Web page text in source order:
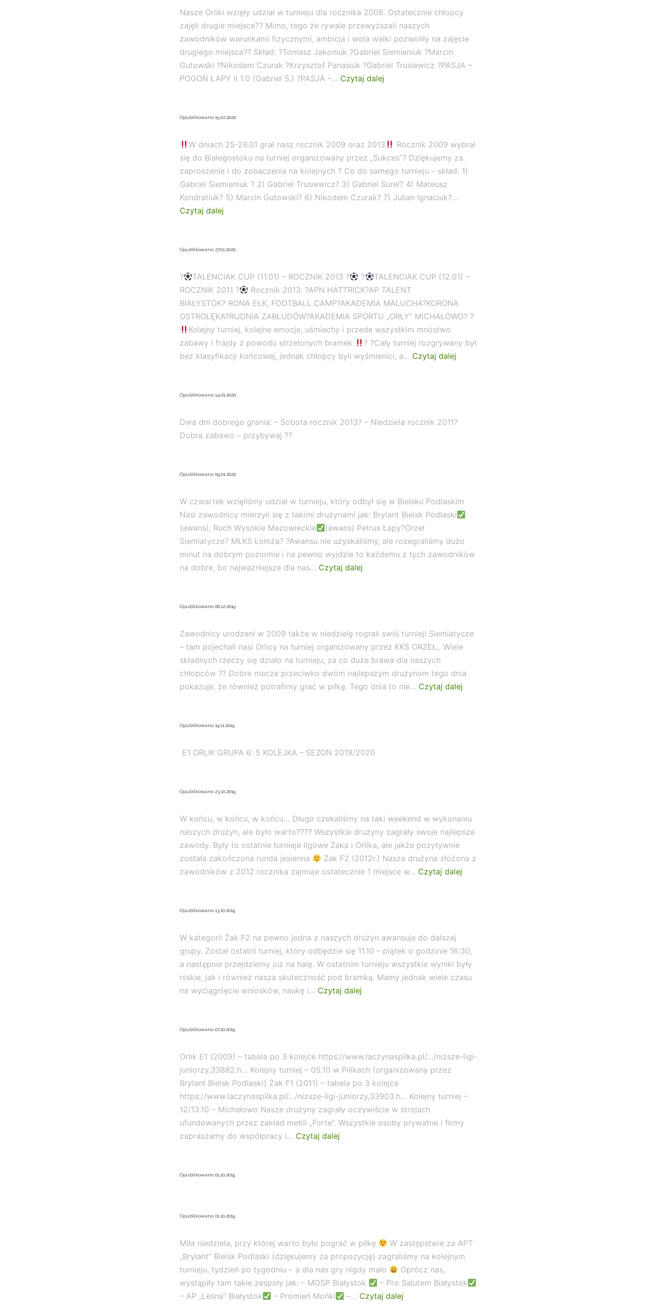
Nasze Orliki wzięły udział w turnieju dla rocznika 2008. Ostatecznie chłopcy
zajęli drugie miejsce?? Mimo, tego że rywale przewyższali naszych
zawodników warunkami fizycznymi, ambicja i wola walki pozwoliły na zajęcie
drugiego miejsca?? Skład: ?Tomasz Jakoniuk ?Gabriel Siemieniuk ?Marcin
Gutowski ?Nikodem Czurak ?Krzysztof Panasiuk ?Gabriel Trusiewicz ?PASJA –
POGOŃ ŁAPY II 1:0 (Gabriel S.) ?PASJA –… Czytaj dalej
2009
?
Opublikowano 15.02.2020
W dniach 25-26.01 grał nasz rocznik 2009 oraz 2013
Rocznik 2009 wybrał
się do Białegostoku na turniej organizowany przez „Sukces”? Dziękujemy za
zaproszenie i do zobaczenia na kolejnych ? Co do samego turnieju – skład: 1)
Gabriel Siemieniuk ? 2) Gabriel Trusiewicz? 3) Gabriel Surel? 4) Mateusz
Kondratiuk? 5) Marcin Gutowski? 6) Nikodem Czurak? 7) Julian Ignaciuk?…
Czytaj dalej
turnieje
nami
nr
1
Opublikowano 27.01.2020
? TALENCIAK CUP (11.01) – ROCZNIK 2013 ? ?
TALENCIAK CUP (12.01) –
ROCZNIK 2011 ?
Rocznik 2013: ?APN HATTRICK?AP TALENT
BIAŁYSTOK? RONA EŁK, FOOTBALL CAMP?AKADEMIA MALUCHA?KORONA
OSTROŁĘKA?RUDNIA ZABŁUDÓW?AKADEMIA SPORTU „ORŁY” MICHAŁOWO? ?
Kolejny turniej, kolejne emocje, uśmiechy i przede wszystkim mnóstwo
zabawy i frajdy z powodu strzelonych bramek
? ?Cały turniej rozgrywany był
bez klasyfikacji końcowej, jednak chłopcy byli wyśmienici, a… Czytaj dalej
Opublikowano 14.01.2020
Dwa dni dobrego grania: – Sobota rocznik 2013? – Niedziela rocznik 2011?
Dobra zabawo – przybywaj ??
Opublikowano 09.01.2020
W czwartek wzięliśmy udział w turnieju, który odbył się w Bielsku Podlaskim
Nasi zawodnicy mierzyli się z takimi drużynami jak: Brylant Bielsk Podlaski
(awans), Ruch Wysokie Mazowieckie
(awans) Petrus Łapy?Orzeł
Siemiatycze? MŁKS Łomża? ?Awansu nie uzyskaliśmy, ale rozegraliśmy dużo
minut na dobrym poziomie i na pewno wyjdzie to każdemu z tych zawodników
na dobre, bo najważniejsze dla nas… Czytaj dalej
PZPN
dla
rocznika
2009
Opublikowano 06.12.2019
Zawodnicy urodzeni w 2009 także w niedzielę rograli swój turniej! Siemiatycze
– tam pojechali nasi Orlicy na turniej organizowany przez KKS ORZEŁ,. Wiele
składnych rzeczy się działo na turnieju, za co duże brawa dla naszych
chłopców ?? Dobre mecze przeciwko dwóm najlepszym drużynom tego dnia
pokazuje, że również potrafimy grać w piłkę. Tego dnia to nie… Czytaj dalej
Orlicy
Opublikowano 19.11.2019
E1 ORLIK GRUPA 6: 5 KOLEJKA – SEZON 2019/2020
Opublikowano 23.10.2019
W końcu, w końcu, w końcu… Długo czekaliśmy na taki weekend w wykonaniu
naszych drużyn, ale było warto???? Wszystkie drużyny zagrały swoje najlepsze
zawody. Były to ostatnie turnieje ligowe Żaka i Orlika, ale jakże pozytywnie
została zakończona runda jesienna
Żak F2 (2012r.) Nasza drużyna złożona z
zawodników z 2012 rocznika zajmuje ostatecznie 1 miejsce w… Czytaj dalej
Opublikowano 13.10.2019
W kategorii Żak F2 na pewno jedna z naszych drużyn awansuje do dalszej
grupy. Został ostatni turniej, który odbędzie się 11.10 – piątek o godzinie 16:30,
a następnie przejdziemy już na halę. W ostatnim turnieju wszystkie wyniki były
niskie, jak i również nasza skuteczność pod bramką. Mamy jednak wiele czasu
na wyciągnięcie wniosków, naukę i… Czytaj dalej
Opublikowano 07.10.2019
Orlik E1 (2009) – tabela po 3 kolejce https://www.laczynaspilka.pl/…/nizsze-ligi-
juniorzy,33882.h… Kolejny turniej – 05.10 w Pilikach (organizowany przez
Brylant Bielsk Podlaski) Żak F1 (2011) – tabela po 3 kolejce
https://www.laczynaspilka.pl/…/nizsze-ligi-juniorzy,33903.h… Kolejny turniej –
12/13.10 – Michałowo Nasze drużyny zagrały oczywiście w strojach
ufundowanych przez zakład mebli „Forte”. Wszystkie osoby prywatne i firmy
zapraszamy do współpracy i… Czytaj dalej
Opublikowano 01.10.2019
Opublikowano 01.10.2019
Miła niedziela, przy której warto było pograć w piłkę
W zastępstwie za APT
„Brylant” Bielsk Podlaski (dziękujemy za propozycję) zagraliśmy na kolejnym
turnieju, tydzień po tygodniu – a dla nas gry nigdy mało
Oprócz nas,
wystąpiły tam takie zespoły jak: – MOSP Białystok
– Pro Salutem Białystok
– AP „Leśna” Białystok
– Promień Mońki –… Czytaj dalej